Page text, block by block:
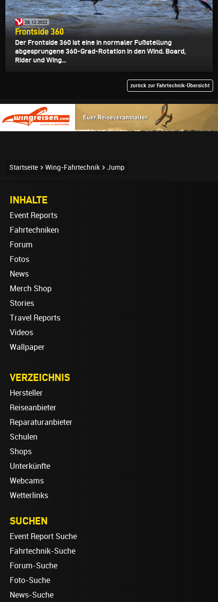
28.12.2022
Frontside 360
Der Frontside 360 ist eine in normaler Fußstellung
abgesprungene 360-Grad-Rotation in den Wind. Board,
Rider und Wing...
zurück zur Fahrtechnik-Übersicht
Startseite Wing-Fahrtechnik Jump
INHALTE
Event Reports
Fahrtechniken
Forum
Fotos
News
Merch Shop
Stories
Travel Reports
Videos
Wallpaper
VERZEICHNIS
Hersteller
Reiseanbieter
Reparaturanbieter
Schulen
Shops
Unterkünfte
Webcams
Wetterlinks
SUCHEN
Event Report Suche
Fahrtechnik-Suche
Forum-Suche
Foto-Suche
News-Suche